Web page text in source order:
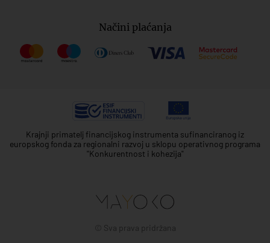
Načini plaćanja
Krajnji primatelj financijskog instrumenta sufinanciranog iz
europskog fonda za regionalni razvoj u sklopu operativnog programa
"Konkurentnost i kohezija"
© Sva prava pridržana